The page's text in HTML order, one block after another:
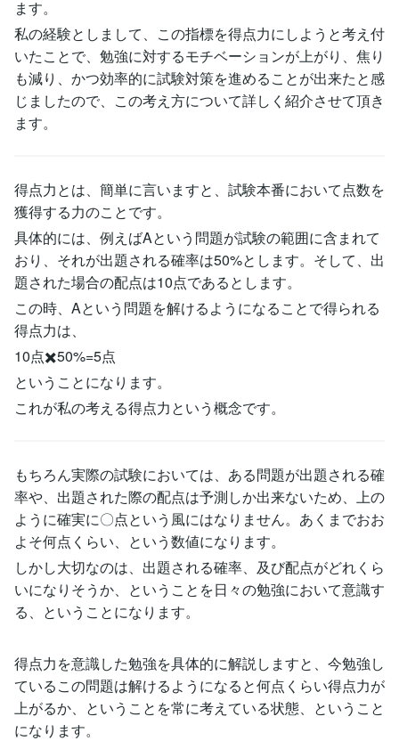
ます。
私の経験としまして、この指標を得点力にしようと考え付
いたことで、勉強に対するモチベーションが上がり、焦り
も減り、かつ効率的に試験対策を進めることが出来たと感
じましたので、この考え方について詳しく紹介させて頂き
ます。
得点力とは、簡単に言いますと、試験本番において点数を
獲得する力のことです。
具体的には、例えばAという問題が試験の範囲に含まれて
おり、それが出題される確率は50%とします。そして、出
題された場合の配点は10点であるとします。
この時、Aという問題を解けるようになることで得られる
得点力は、
10点✖️50%=5点
ということになります。
これが私の考える得点力という概念です。
もちろん実際の試験においては、ある問題が出題される確
率や、出題された際の配点は予測しか出来ないため、上の
ように確実に〇点という風にはなりません。あくまでおお
よそ何点くらい、という数値になります。
しかし大切なのは、出題される確率、及び配点がどれくら
いになりそうか、ということを日々の勉強において意識す
る、ということになります。
得点力を意識した勉強を具体的に解説しますと、今勉強し
ているこの問題は解けるようになると何点くらい得点力が
上がるか、ということを常に考えている状態、ということ
になります。